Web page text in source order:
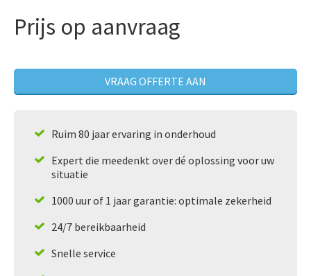
Prijs op aanvraag
VRAAG OFFERTE AAN
Ruim 80 jaar ervaring in onderhoud
Expert die meedenkt over dé oplossing voor uw
situatie
1000 uur of 1 jaar garantie: optimale zekerheid
24/7 bereikbaarheid
Snelle service